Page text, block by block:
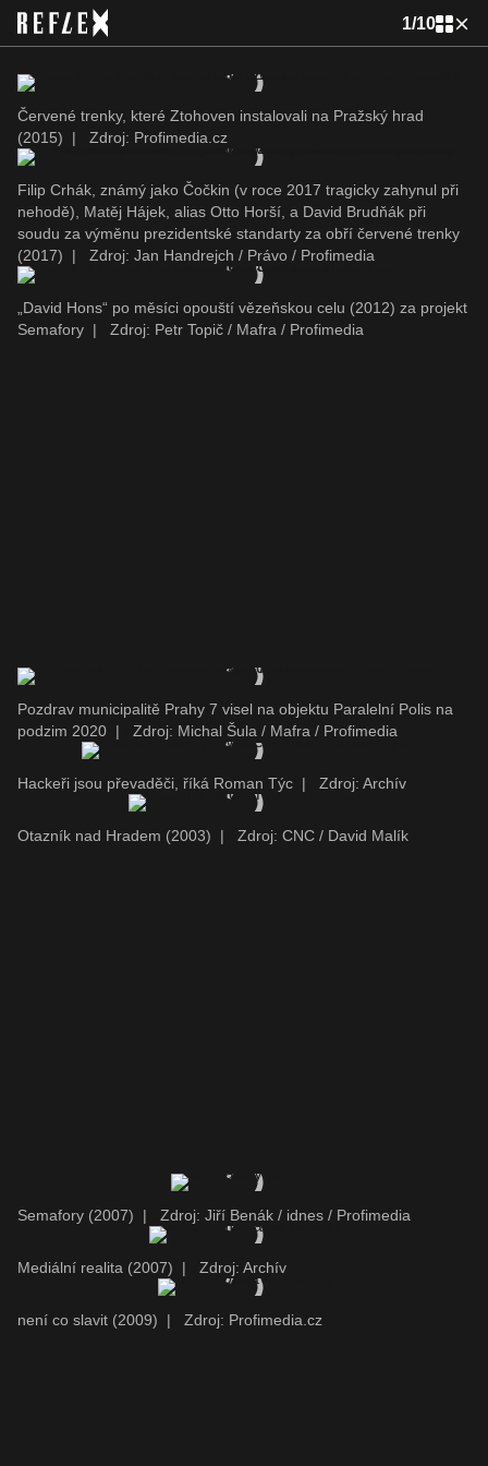
1/10
Červené trenky, které Ztohoven instalovali na Pražský hrad
(2015)
| Zdroj: Profimedia.cz
Filip Crhák, známý jako Čočkin (v roce 2017 tragicky zahynul při
nehodě), Matěj Hájek, alias Otto Horší, a David Brudňák při
soudu za výměnu prezidentské standarty za obří červené trenky
(2017)
| Zdroj: Jan Handrejch / Právo / Profimedia
„David Hons“ po měsíci opouští vězeňskou celu (2012) za projekt
Semafory | Zdroj: Petr Topič / Mafra / Profimedia
Pozdrav municipalitě Prahy 7 visel na objektu Paralelní Polis na
podzim 2020 | Zdroj: Michal Šula / Mafra / Profimedia
Hackeři jsou převaděči, říká Roman Týc | Zdroj: Archív
Otazník nad Hradem (2003) | Zdroj: CNC / David Malík
Semafory (2007) | Zdroj: Jiří Benák / idnes / Profimedia
Mediální realita (2007) | Zdroj: Archív
není co slavit (2009) | Zdroj: Profimedia.cz